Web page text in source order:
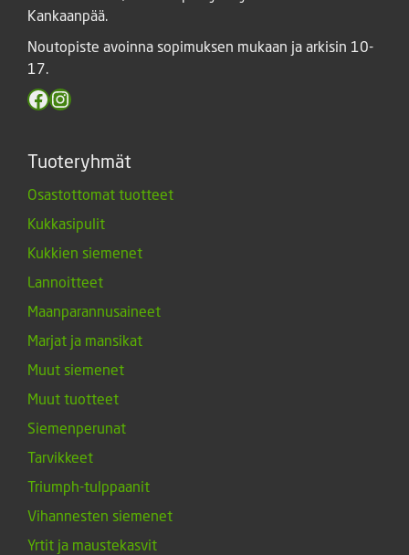
Kankaanpää.
Noutopiste avoinna sopimuksen mukaan ja arkisin 10-
17.
Facebook
Instagram
Tuoteryhmät
Osastottomat tuotteet
Kukkasipulit
Kukkien siemenet
Lannoitteet
Maanparannusaineet
Marjat ja mansikat
Muut siemenet
Muut tuotteet
Siemenperunat
Tarvikkeet
Triumph-tulppaanit
Vihannesten siemenet
Yrtit ja maustekasvit